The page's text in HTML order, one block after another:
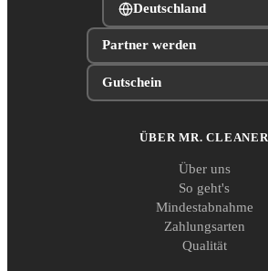
Deutschland
Partner werden
Gutschein
ÜBER MR. CLEANER
Über uns
So geht's
Mindestabnahme
Zahlungsarten
Qualität